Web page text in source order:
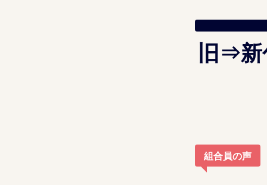
旧⇒
組合員の声